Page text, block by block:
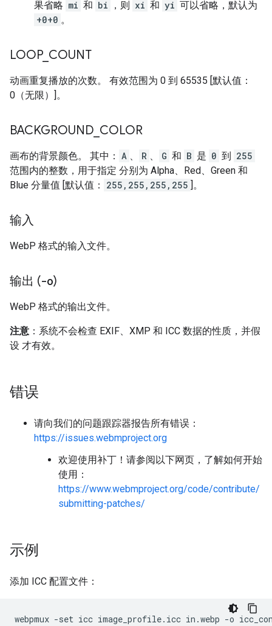
果省略 mi 和 bi ，则 xi 和 yi 可以省略，默认为
+0+0 。
LOOP_ COUNT
动画重复播放的次数。 有效范围为 0 到 65535 [默认值：
0（无限）]。
BACKGROUND COLOR
画布的背景颜色。 其中： A 、 R 、 G 和 B 是 0 到 255
范围内的整数，用于指定 分别为 Alpha、Red、Green 和
Blue 分量值 [默认值：
255,255,255,255 ]。
输入
WebP 格式的输入文件。
输出 (-o)
WebP 格式的输出文件。
注意 ：系统不会检查 EXIF、XMP 和 ICC 数据的性质，并假
设 才有效。
错误
请向我们的问题跟踪器报告所有错误：
https://issues.webmproject.org
欢迎使用补丁！请参阅以下网页，了解如何开始
使用：
https://www.webmproject.org/code/contribute/
submitting-patches/
示例
添加 ICC 配置文件：